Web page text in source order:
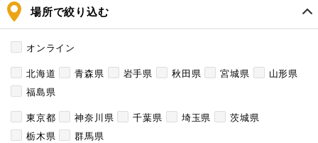
場所で絞り込む
オンライン
北海道
青森県 岩手県 秋田県 宮城県
山形県
福島県
東京都
神奈川県 千葉県 埼玉県
茨城県
栃木県
群馬県